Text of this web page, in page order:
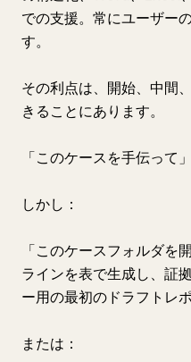
での支援。常にユーザー
す。
その利点は、開始、中間
きることにあります。
「このケースを手伝って
しかし：
「このケースフォルダを
ラインを表で生成し、証
ー用の最初のドラフトレ
または：